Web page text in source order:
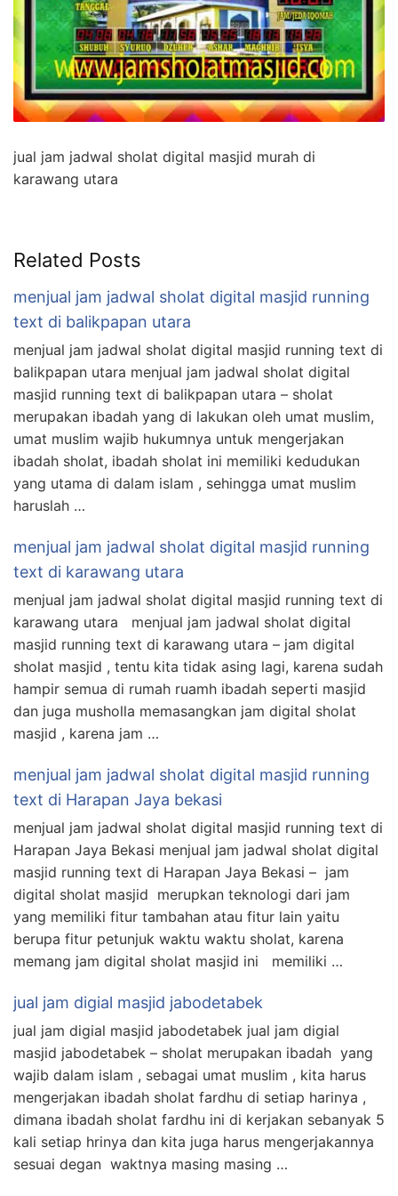
jual jam jadwal sholat digital masjid murah di
karawang utara
Related Posts
menjual jam jadwal sholat digital masjid running
text di balikpapan utara
menjual jam jadwal sholat digital masjid running text di
balikpapan utara menjual jam jadwal sholat digital
masjid running text di balikpapan utara – sholat
merupakan ibadah yang di lakukan oleh umat muslim,
umat muslim wajib hukumnya untuk mengerjakan
ibadah sholat, ibadah sholat ini memiliki kedudukan
yang utama di dalam islam , sehingga umat muslim
haruslah …
menjual jam jadwal sholat digital masjid running
text di karawang utara
menjual jam jadwal sholat digital masjid running text di
karawang utara menjual jam jadwal sholat digital
masjid running text di karawang utara – jam digital
sholat masjid , tentu kita tidak asing lagi, karena sudah
hampir semua di rumah ruamh ibadah seperti masjid
dan juga musholla memasangkan jam digital sholat
masjid , karena jam …
menjual jam jadwal sholat digital masjid running
text di Harapan Jaya bekasi
menjual jam jadwal sholat digital masjid running text di
Harapan Jaya Bekasi menjual jam jadwal sholat digital
masjid running text di Harapan Jaya Bekasi – jam
digital sholat masjid merupkan teknologi dari jam
yang memiliki fitur tambahan atau fitur lain yaitu
berupa fitur petunjuk waktu waktu sholat, karena
memang jam digital sholat masjid ini memiliki …
jual jam digial masjid jabodetabek
jual jam digial masjid jabodetabek jual jam digial
masjid jabodetabek – sholat merupakan ibadah yang
wajib dalam islam , sebagai umat muslim , kita harus
mengerjakan ibadah sholat fardhu di setiap harinya ,
dimana ibadah sholat fardhu ini di kerjakan sebanyak 5
kali setiap hrinya dan kita juga harus mengerjakannya
sesuai degan waktnya masing masing …